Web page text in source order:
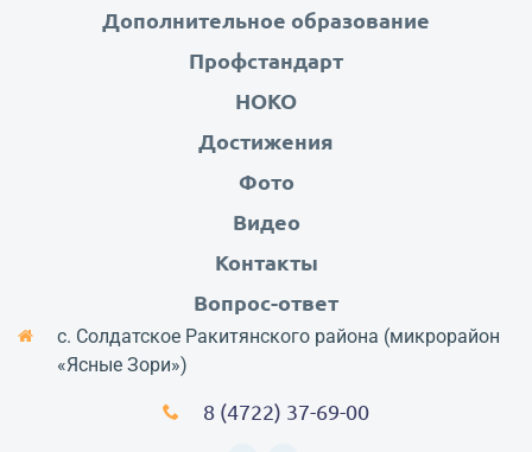
Дополнительное образование
Профстандарт
НОКО
Достижения
Фото
Видео
Контакты
Вопрос-ответ
с. Солдатское Ракитянского района (микрорайон
«Ясные Зори»)
8 (4722) 37-69-00